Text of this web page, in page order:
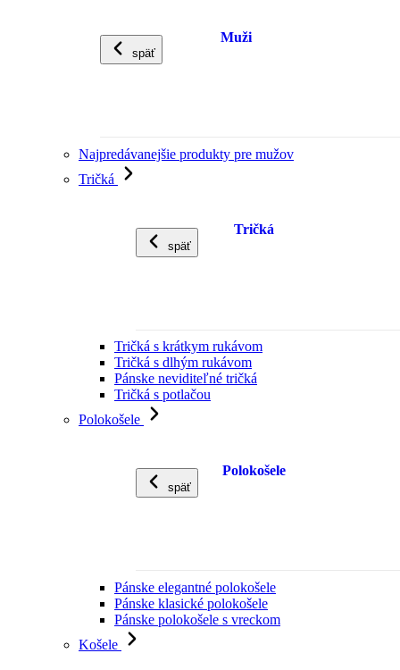
späť
Muži
Najpredávanejšie produkty pre mužov
Tričká
späť
Tričká
Tričká s krátkym rukávom
Tričká s dlhým rukávom
Pánske neviditeľné tričká
Tričká s potlačou
Polokošele
späť
Polokošele
Pánske elegantné polokošele
Pánske klasické polokošele
Pánske polokošele s vreckom
Košele